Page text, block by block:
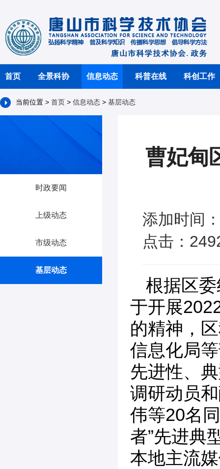
首页 全景科协 信息动态 科普在线 科创工作
当前位置 > 首页 > 信息动态 > 基层动态
时政要闻
上级动态
市级动态
基层动态
曹妃甸
添加时间
点击：
根据区
于开展
的精神，
信息化局
先进性、
调研动员
伟等20名
者”先进典
本地主流